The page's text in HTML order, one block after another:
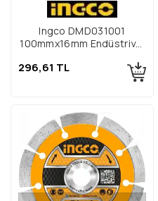
Ingco DMD031001
100mmx16mm Endüstriyel
296,61 TL